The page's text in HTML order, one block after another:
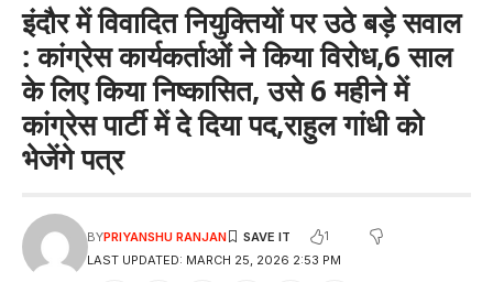
इंदौर में विवादित नियुक्तियों पर उठे बड़े सवाल
: कांग्रेस कार्यकर्ताओं ने किया विरोध,6 साल
के लिए किया निष्कासित, उसे 6 महीने में
कांग्रेस पार्टी में दे दिया पद,राहुल गांधी को
भेजेंगे पत्र
LAST UPDATED: MARCH 25, 2026 2:53 PM
BYPRIYANSHU RANJAN 1